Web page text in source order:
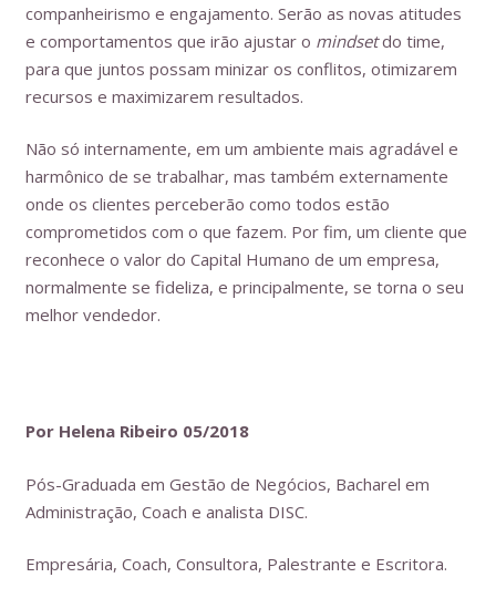
companheirismo e engajamento. Serão as novas atitudes
e comportamentos que irão ajustar o mindsetdo time,
para que juntos possam minizar os conflitos, otimizarem
recursos e maximizarem resultados.
Não só internamente, em um ambiente mais agradável e
harmônico de se trabalhar, mas também externamente
onde os clientes perceberão como todos estão
comprometidos com o que fazem. Por fim, um cliente que
reconhece o valor do Capital Humano de um empresa,
normalmente se fideliza, e principalmente, se torna o seu
melhor vendedor.
Por Helena Ribeiro 05/2018
Pós-Graduada em Gestão de Negócios, Bacharel em
Administração, Coach e analista DISC.
Empresária, Coach, Consultora, Palestrante e Escritora.